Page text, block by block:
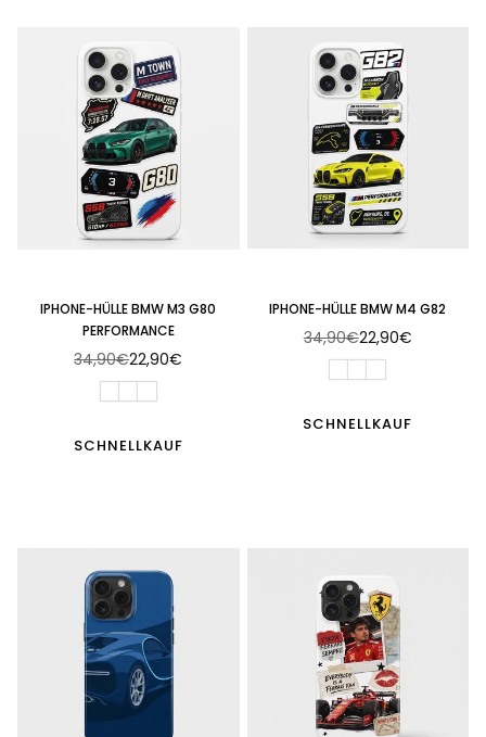
IPHONE-HÜLLE BMW M3 G80
PERFORMANCE
Normaler
34,90€22,90€
SCHNELLKAUF
IPHONE-HÜLLE BMW M4 G82
Normaler
34,90€22,90€
SCHNELLKAUF